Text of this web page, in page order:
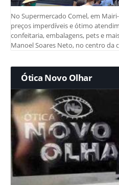
No Supermercado Comel, em
preços imperdíveis e ótimo
confeitaria, embalagens, pets e
Manoel Soares Neto, no centro da
Ótica Novo Olhar